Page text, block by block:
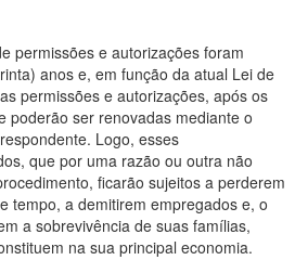
permissões e autorizações foram
anos e, em função da atual Lei de
permissões e autorizações, após os
poderão ser renovadas mediante o
Logo, esses
que por uma razão ou outra não
ficarão sujeitos a perderem
tempo, a demitirem empregados e, o
a sobrevivência de suas famílias,
na sua principal economia.